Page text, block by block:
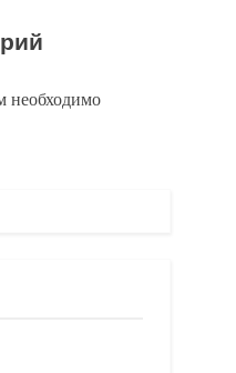
е
у
необходимо